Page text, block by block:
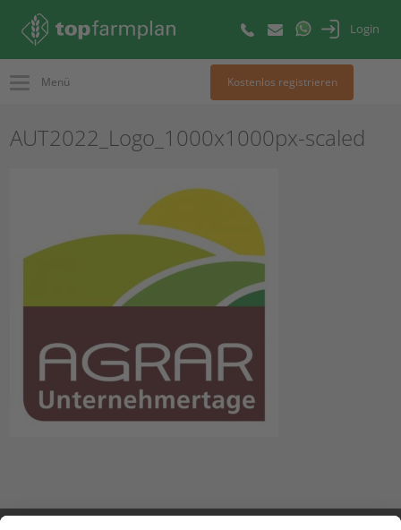
Login
Menü Kostenlos registrieren
AUT2022_Logo_1000x1000px-scaled